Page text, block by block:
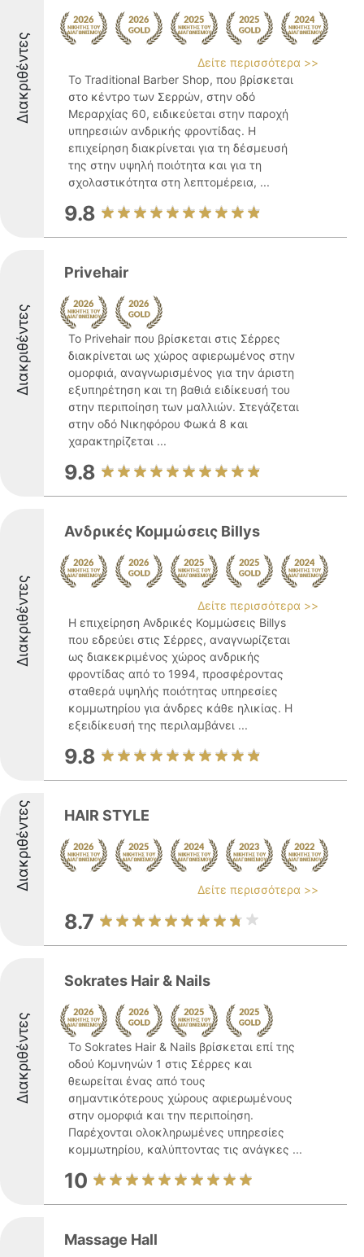
Διακριθέντες
Δείτε περισσότερα >>
Το Traditional Barber Shop, που βρίσκεται
στο κέντρο των Σερρών, στην οδό
Μεραρχίας 60, ειδικεύεται στην παροχή
υπηρεσιών ανδρικής φροντίδας. Η
επιχείρηση διακρίνεται για τη δέσμευσή
της στην υψηλή ποιότητα και για τη
σχολαστικότητα στη λεπτομέρεια, ...
9.8
Διακριθέντες
Privehair
Το Privehair που βρίσκεται στις Σέρρες
διακρίνεται ως χώρος αφιερωμένος στην
ομορφιά, αναγνωρισμένος για την άριστη
εξυπηρέτηση και τη βαθιά ειδίκευσή του
στην περιποίηση των μαλλιών. Στεγάζεται
στην οδό Νικηφόρου Φωκά 8 και
χαρακτηρίζεται ...
9.8
Διακριθέντες
Ανδρικές Κομμώσεις Billys
Δείτε περισσότερα >>
Η επιχείρηση Ανδρικές Κομμώσεις Billys
που εδρεύει στις Σέρρες, αναγνωρίζεται
ως διακεκριμένος χώρος ανδρικής
φροντίδας από το 1994, προσφέροντας
σταθερά υψηλής ποιότητας υπηρεσίες
κομμωτηρίου για άνδρες κάθε ηλικίας. Η
εξειδίκευσή της περιλαμβάνει ...
9.8
Διακριθέντες HAIR STYLE
Δείτε περισσότερα >>
8.7
Διακριθέντες
Sokrates Hair & Nails
Το Sokrates Hair & Nails βρίσκεται επί της
οδού Κομνηνών 1 στις Σέρρες και
θεωρείται ένας από τους
σημαντικότερους χώρους αφιερωμένους
στην ομορφιά και την περιποίηση.
Παρέχονται ολοκληρωμένες υπηρεσίες
κομμωτηρίου, καλύπτοντας τις ανάγκες ...
10
Massage Hall